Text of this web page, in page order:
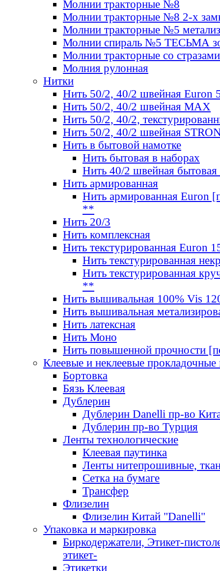
Молнии тракторные №8
Молнии тракторные №8 2-х
Молнии тракторные №5
Молнии спираль №5 ТЕСЬМА
Молнии тракторные со стразами
Молния рулонная
Нитки
Нить 50/2, 40/2 швейная Euron
Нить 50/2, 40/2 швейная МАХ
Нить 50/2, 40/2,
Нить 50/2, 40/2 швейная
Нить в бытовой намотке
Нить бытовая в наборах
Нить 40/2 швейная бытовая
Нить армированная
Нить армированная Euron
**
Нить 20/3
Нить комплексная
Нить текстурированная Euron
Нить текстурированная
Нить текстурированная
**
Нить вышивальная 100% Vis
Нить вышивальная
Нить латексная
Нить Моно
Нить повышенной прочности
Клеевые и неклеевые прокладочные
Бортовка
Бязь Клеевая
Дублерин
Дублерин Danelli пр-во
Дублерин пр-во Турция
Ленты технологические
Клеевая паутинка
Ленты нитепрошивные,
Сетка на бумаге
Трансфер
Флизелин
Флизелин Китай "Danelli"
Упаковка и маркировка
Биркодержатели, Этикет-
этикет-
Этикетки